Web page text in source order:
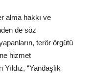
alma hakkı ve
de söz
terör örgütü
hizmet
“Yandaşlık